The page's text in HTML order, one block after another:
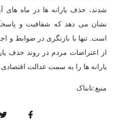
شدند، حذف یارانه ها در ماه های
نشان می دهد که شفافیت و
است. تنها با بازنگری در ضوابط و
از اعتراضات مردم در روند حذف
یارانه ها را به سمت عدالت
منبع:تابناک